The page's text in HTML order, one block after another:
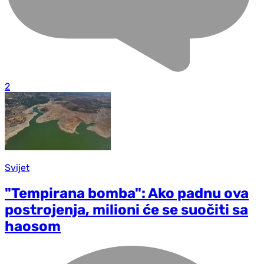
2
Svijet
"Tempirana bomba": Ako padnu ova
postrojenja, milioni će se suočiti sa
haosom